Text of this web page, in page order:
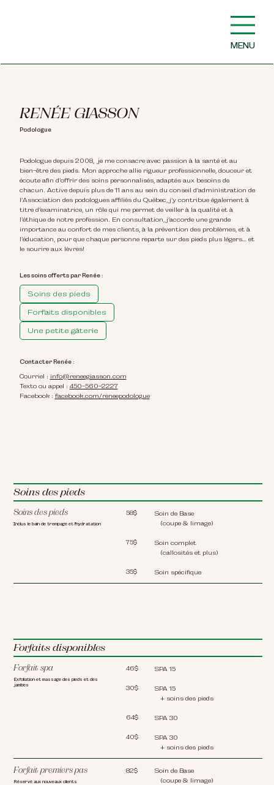
MENU
RENÉE GIASSON
Podologue
Podologue depuis 2008, je me consacre avec passion à la santé et au
bien-être des pieds. Mon approche allie rigueur professionnelle, douceur et
écoute afin d’offrir des soins personnalisés, adaptés aux besoins de
chacun. Active depuis plus de 11 ans au sein du conseil d’administration de
l’Association des podologues affiliés du Québec, j’y contribue également à
titre d’examinatrice, un rôle qui me permet de veiller à la qualité et à
l’éthique de notre profession. En consultation, j’accorde une grande
importance au confort de mes clients, à la prévention des problèmes, et à
l’éducation, pour que chaque personne reparte sur des pieds plus légers… et
le sourire aux lèvres!
Les soins offerts par Renée :
Soins des pieds
Forfaits disponibles
Une petite gâterie
Contacter Renée :
Courriel : info@reneegiasson.com
Texto ou appel : 450-560-2227
Facebook : facebook.com/reneepodologue
Soins des pieds
Soins des pieds
Inclus le bain de trempage et l'hydratation
58$
75$
35$
Soin de Base
(coupe & limage)
Soin complet
(callosités et plus)
Soin spécifique
Forfaits disponibles
Forfait spa
Exfoliation et massage des pieds et des
jambes
46$
30$
64$
40$
SPA 15
SPA 15
+ soins des pieds
SPA 30
SPA 30
+ soins des pieds
Forfait premiers pas
Réservé aux nouveaux clients
82$
Soin de Base
(coupe & limage)